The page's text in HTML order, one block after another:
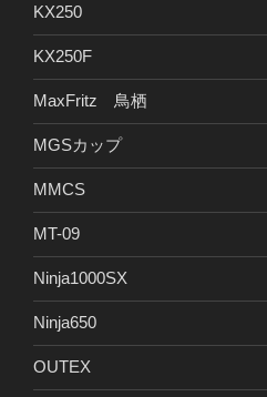
KX250
KX250F
MaxFritz 鳥栖
MGSカップ
MMCS
MT-09
Ninja1000SX
Ninja650
OUTEX